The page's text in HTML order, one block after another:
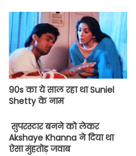
90s का ये साल रहा था Suniel
Shetty के नाम
सुपरस्टार बनने को लेकर
Akshaye Khanna ने दिया था
ऐसा मुंहतोड़ जवाब